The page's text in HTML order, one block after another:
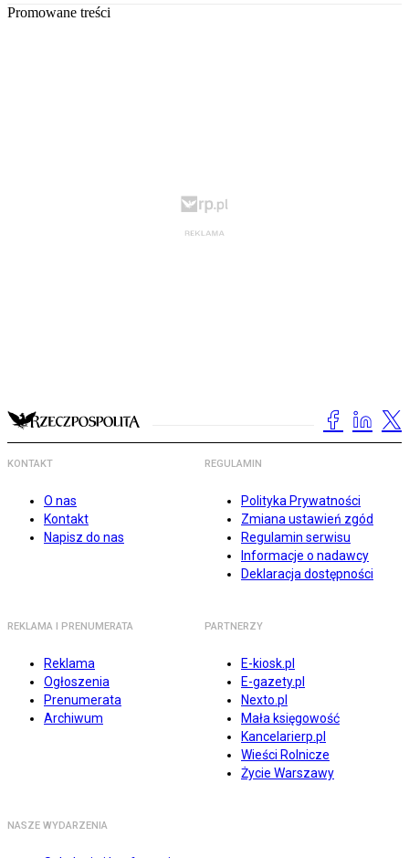
Promowane treści
KONTAKT
O nas
Kontakt
Napisz do nas
REGULAMIN
Polityka Prywatności
Zmiana ustawień zgód
Regulamin serwisu
Informacje o nadawcy
Deklaracja dostępności
REKLAMA I PRENUMERATA
Reklama
Ogłoszenia
Prenumerata
Archiwum
PARTNERZY
E-kiosk.pl
E-gazety.pl
Nexto.pl
Mała księgowość
Kancelarierp.pl
Wieści Rolnicze
Życie Warszawy
NASZE WYDARZENIA